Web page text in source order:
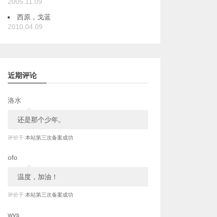
西原，戈蓝
2010.04.09
近期评论
洛水
还是那个少年。
评价于 本站第三次备案成功
ofo
温度，加油！
评价于 本站第三次备案成功
wys